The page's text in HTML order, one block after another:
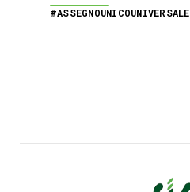
#ASSEGNOUNICOUNIVERSALE